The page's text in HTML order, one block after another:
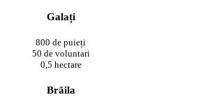
Galați
800 de puieți
50 de voluntari
0,5 hectare
Brăila